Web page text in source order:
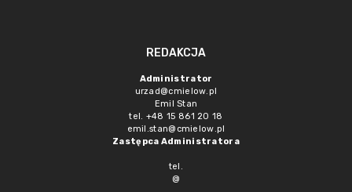
REDAKCJA
Administrator
urzad@cmielow.pl
Emil Stan
tel. +48 15 861 20 18
emil.stan@cmielow.pl
Zastępca Administratora
tel.
@